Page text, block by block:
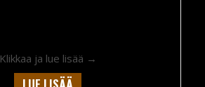
Klikkaa ja lue lisää →